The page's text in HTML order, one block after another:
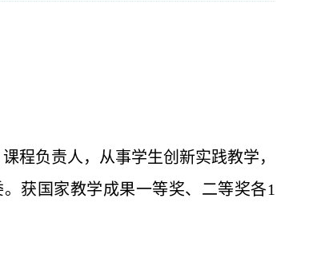
程负责人，从事学生创新实践教学，
获国家教学成果一等奖、二等奖各1